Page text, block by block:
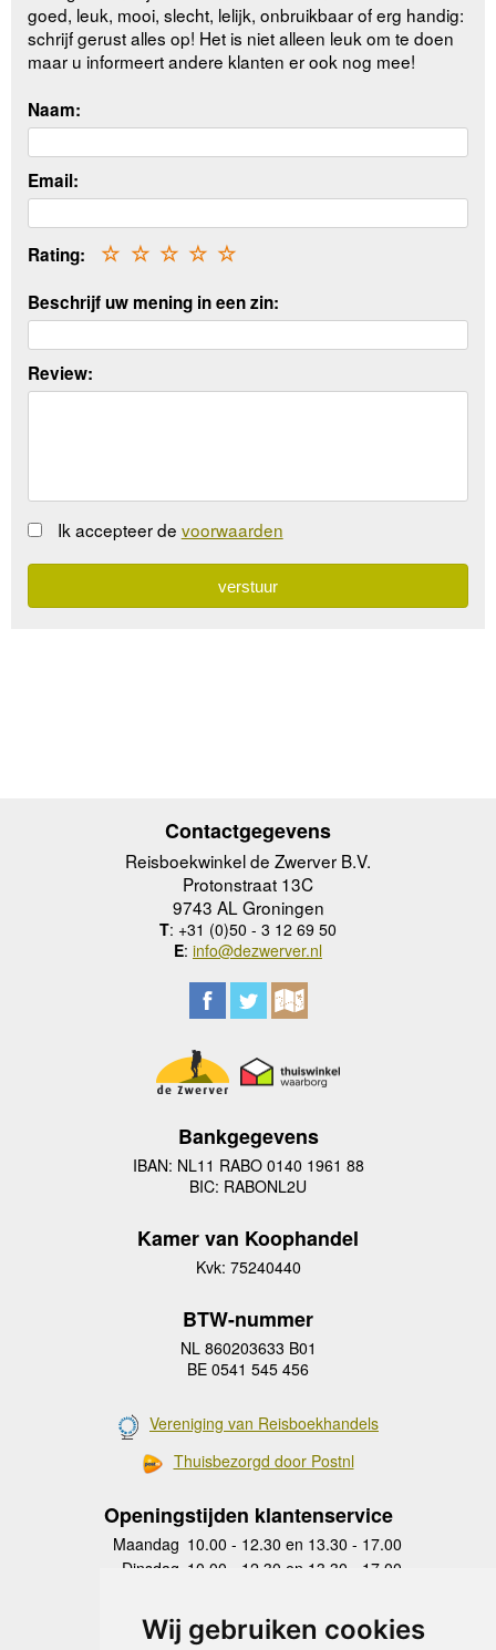
Wij gebruiken cookies
goed, leuk, mooi, slecht, lelijk, onbruikbaar of erg handig:
schrijf gerust alles op! Het is niet alleen leuk om te doen
maar u informeert andere klanten er ook nog mee!
Naam:
Email:
Rating: ☆
☆
☆
☆
☆
Beschrijf uw mening in een zin:
Review:
Ik accepteer de voorwaarden
Contactgegevens
Reisboekwinkel de Zwerver B.V.
Protonstraat 13C
9743 AL Groningen
T: +31 (0)50 - 3 12 69 50
E: info@dezwerver.nl
Bankgegevens
IBAN: NL11 RABO 0140 1961 88
BIC: RABONL2U
Kamer van Koophandel
Kvk: 75240440
BTW-nummer
NL 860203633 B01
BE 0541 545 456
Vereniging van Reisboekhandels
Thuisbezorgd door Postnl
Openingstijden klantenservice
Maandag 10.00 - 12.30 en 13.30 - 17.00
Dinsdag 10.00 - 12.30 en 13.30 - 17.00
Donderdag
10.00 - 12.30 en 13.30 - 17.00
Vrijdag 10.00 - 12.30 en 13.30 - 17.00